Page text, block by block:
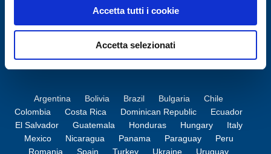
Accetta tutti i cookie
Accetta selezionati
Argentina Bolivia Brazil Bulgaria
Chile
Colombia
Costa Rica Dominican Republic
Ecuador
El Salvador
Guatemala Honduras Hungary
Italy
Mexico
Nicaragua Panama Paraguay
Peru
Romania
Spain Turkey Ukraine
Uruguay